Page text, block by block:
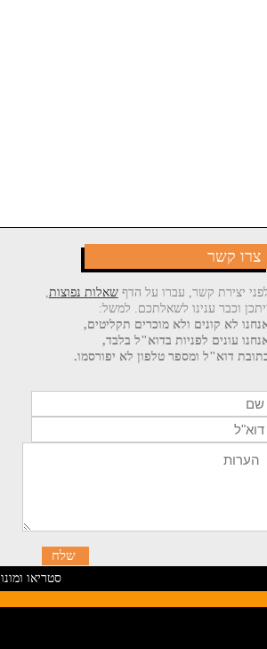
צרו קשר
יצירת קשר, עברו על הדףשאלות נפוצות,
וכבר ענינו לשאלתכם. למשל:
לא קונים ולא מוכרים תקליטים,
עונים לפניות בדוא"ל בלבד,
דוא"ל ומספר טלפון לא יפורסמו.
©2026 סטריאו ומונו